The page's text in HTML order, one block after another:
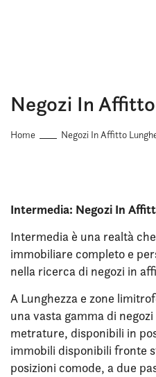
Negozi In
Home Negozi In Affitto
Intermedia: Negozi In
Intermedia è una realtà
immobiliare completo e
nella ricerca di negozi in
A Lunghezza e zone
una vasta gamma di
metrature, disponibili in
immobili disponibili fronte
posizioni comode, a due